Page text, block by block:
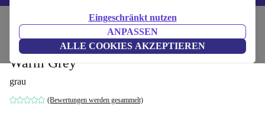
Eingeschränkt nutzen
ANPASSEN
ALLE COOKIES AKZEPTIEREN
Haushalt Möbel
Daphne 1-Sitzer Récamiere Links Maya
Warm Grey
grau
(Bewertungen werden gesammelt)